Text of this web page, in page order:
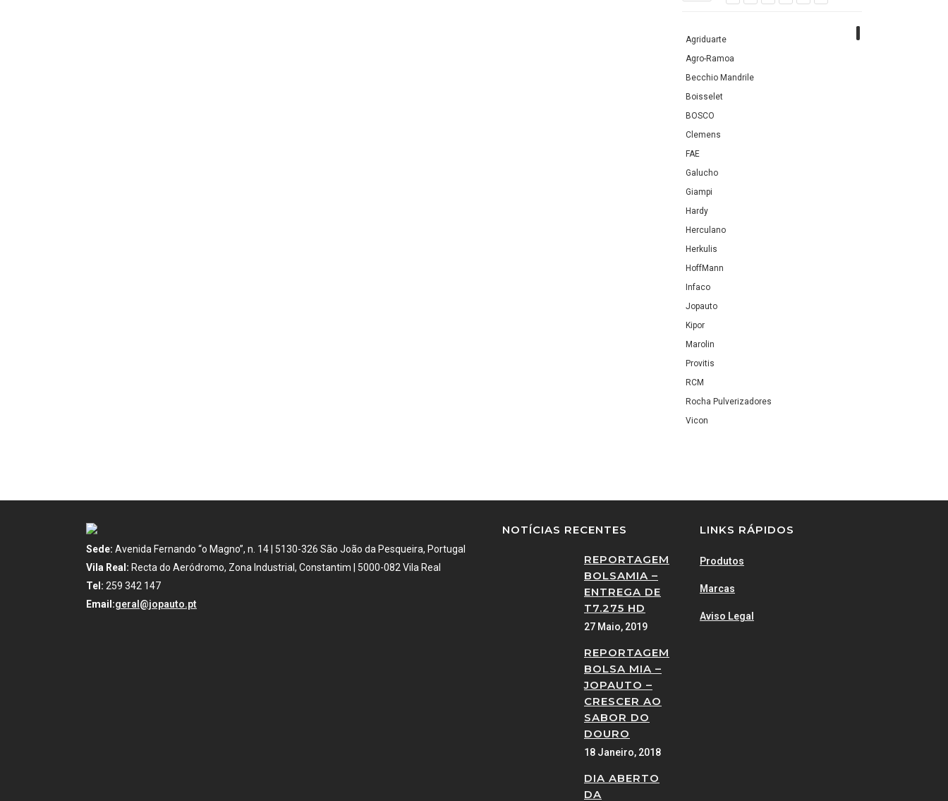
Agriduarte
Agro-Ramoa
Becchio Mandrile
Boisselet
BOSCO
Clemens
FAE
Galucho
Giampi
Hardy
Herculano
Herkulis
HoffMann
Infaco
Jopauto
Kipor
Marolin
Provitis
RCM
Rocha Pulverizadores
Vicon
Sede: Avenida Fernando “o Magno”, n. 14 | 5130-326 São João da Pesqueira, Portugal
Vila Real: Recta do Aeródromo, Zona Industrial, Constantim | 5000-082 Vila Real
Tel: 259 342 147
Email:geral@jopauto.pt
NOTÍCIAS RECENTES
REPORTAGEM
BOLSAMIA –
ENTREGA DE
T7.275 HD
27 Maio, 2019
REPORTAGEM
BOLSA MIA –
JOPAUTO –
CRESCER AO
SABOR DO
DOURO
18 Janeiro, 2018
DIA ABERTO
DA
LINKS RÁPIDOS
Produtos
Marcas
Aviso Legal